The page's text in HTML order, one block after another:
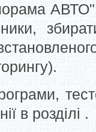
в розділі .